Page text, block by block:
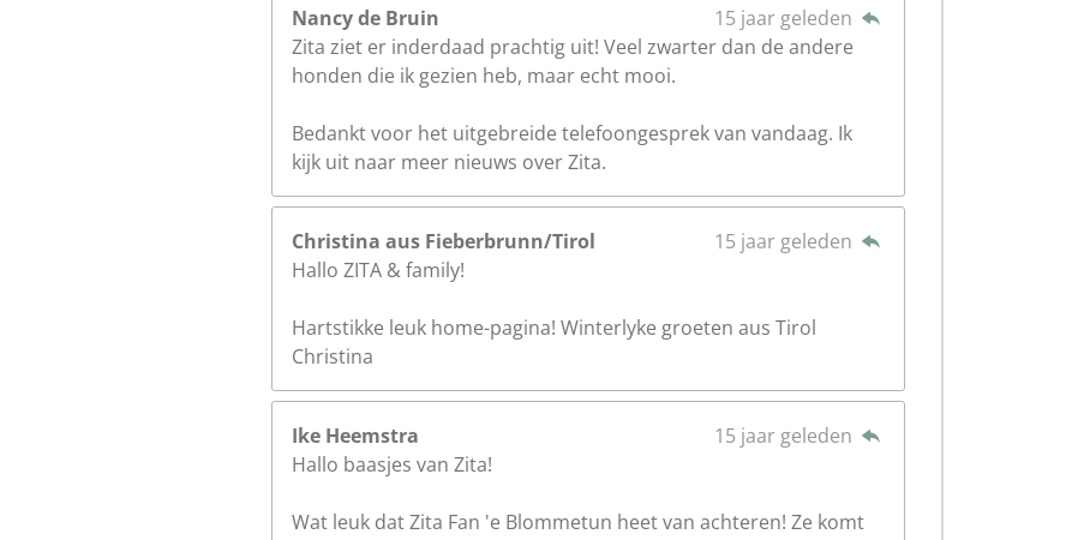
Nancy de Bruin
15 jaar geleden
Zita ziet er inderdaad prachtig uit! Veel zwarter dan de andere
honden die ik gezien heb, maar echt mooi.
Bedankt voor het uitgebreide telefoongesprek van vandaag. Ik
kijk uit naar meer nieuws over Zita.
Christina aus Fieberbrunn/Tirol
15 jaar geleden
Hallo ZITA & family!
Hartstikke leuk home-pagina! Winterlyke groeten aus Tirol
Christina
Ike Heemstra
15 jaar geleden
Hallo baasjes van Zita!
Wat leuk dat Zita Fan 'e Blommetun heet van achteren! Ze komt